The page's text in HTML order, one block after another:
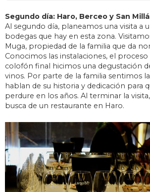
Segundo día: Haro, Berceo y San
Al segundo día, planeamos una visita a
bodegas que hay en esta zona.
Muga, propiedad de la familia que da
Conocimos las instalaciones, el
colofón final hicimos una degustación
vinos. Por parte de la familia sentimos
hablan de su historia y dedicación para
perdure en los años. Al terminar la
busca de un restaurante en Haro.